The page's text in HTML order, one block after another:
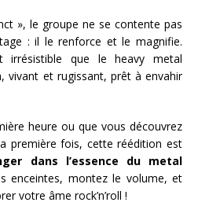
», le groupe ne se contente pas
: il le renforce et le magnifie.
irrésistible que le heavy metal
vivant et rugissant, prêt à envahir
heure ou que vous découvrez
première fois, cette réédition est
dans l’essence du metal
enceintes, montez le volume, et
votre âme rock’n’roll !